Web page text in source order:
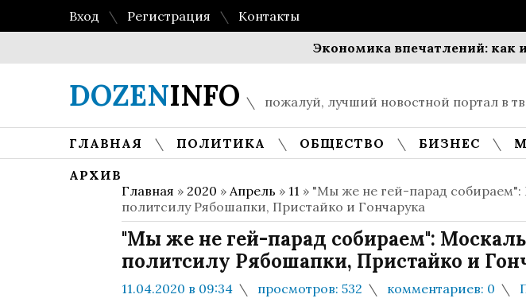
Вход Регистрация
Контакты
Экономика впечатлений: как
DOZENINFO пожалуй, лучший новостной портал в
ГЛАВНАЯ ПОЛИТИКА ОБЩЕСТВО БИЗНЕС
АРХИВ
Главная » 2020 » Апрель » 11 » "Мы же не гей-парад
политсилу Рябошапки, Пристайко и Гончарука
"Мы же не гей-парад собираем":
политсилу Рябошапки, Пристайко и
11.04.2020 в 09:34 просмотров: 532 комментариев: 0